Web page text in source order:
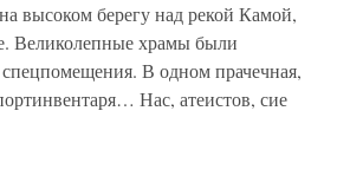
высоком берегу над рекой Камой,
Великолепные храмы были
В одном прачечная,
Нас, атеистов, сие